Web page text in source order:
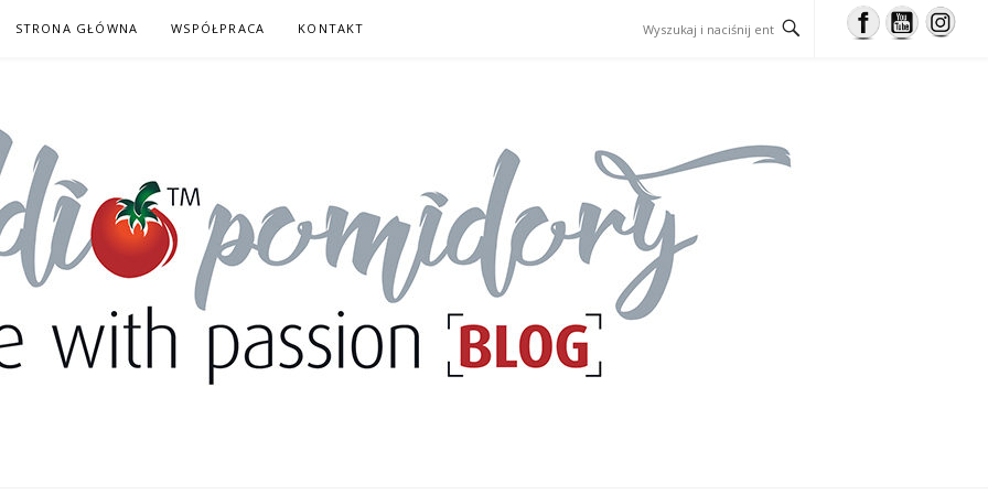
STRONA GŁÓWNA WSPÓŁPRACA KONTAKT